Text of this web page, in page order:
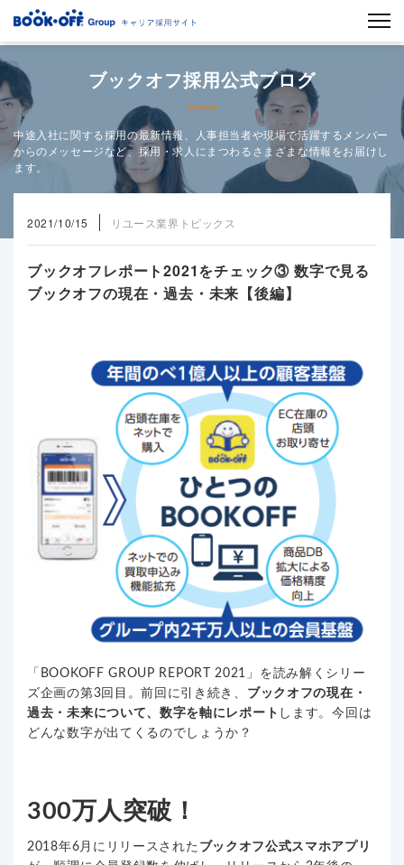
ブックオフ採用公式ブログ
中途入社に関する採用の最新情報、人事担当者や現場で活躍するメンバー
からのメッセージなど、採用・求人にまつわるさまざまな情報をお届けし
ます。
2021/10/15 リユース業界トピックス
ブックオフレポート2021をチェック③ 数字で見る
ブックオフの現在・過去・未来【後編】
「BOOKOFF GROUP REPORT 2021」を読み解くシリー
ズ企画の第3回目。前回に引き続き、 ブックオフの現在・
過去・未来について、数字を軸にレポート します。今回は
どんな数字が出てくるのでしょうか？
300万人突破！
2018年6月にリリースされた ブックオフ公式スマホアプリ